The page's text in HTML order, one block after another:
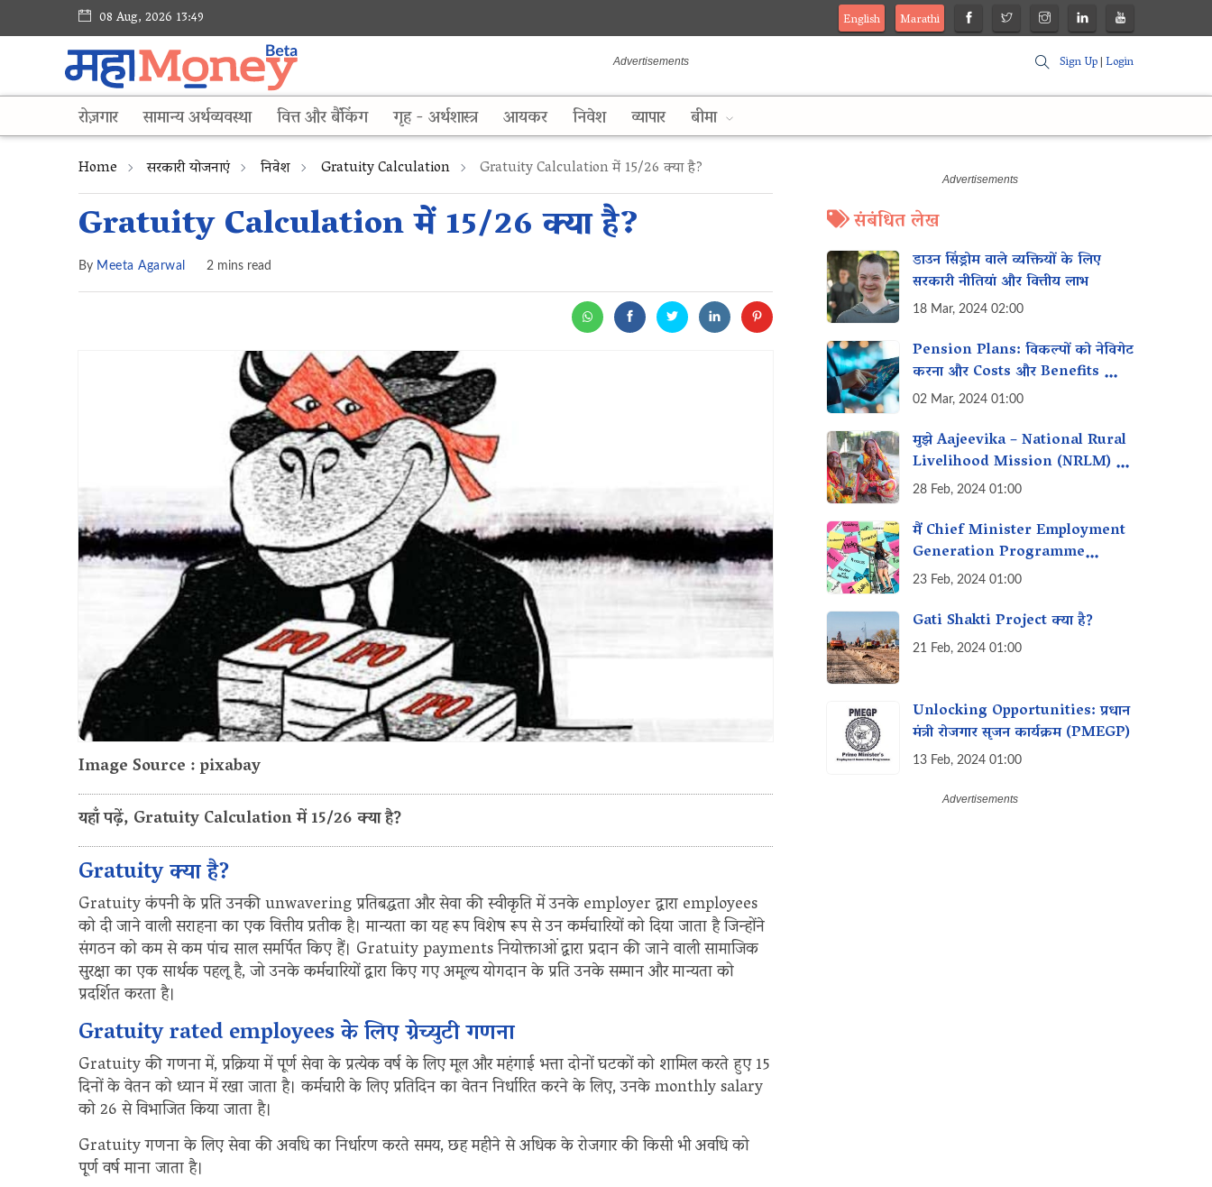
08 Aug, 2026 13:49 English
Marathi
Sign Up|Login
रोज़गार सामान्य अर्थव्यवस्था वित्त और बैंकिंग गृह - अर्थशास्त्र आयकर निवेश व्यापार बीमा
Home सरकारी योजनाएं निवेश Gratuity Calculation Gratuity Calculation में 15/26 क्या है?
Gratuity Calculation में 15/26 क्या है?
By Meeta Agarwal 2 mins read
Image Source : pixabay
यहाँ पढ़ें, Gratuity Calculation में 15/26 क्या है?
Gratuity क्या है?
Gratuity कंपनी के प्रति उनकी unwavering प्रतिबद्धता और सेवा की स्वीकृति में उनके employer द्वारा employees
को दी जाने वाली सराहना का एक वित्तीय प्रतीक है। मान्यता का यह रूप विशेष रूप से उन कर्मचारियों को दिया जाता है जिन्होंने
संगठन को कम से कम पांच साल समर्पित किए हैं। Gratuity payments नियोक्ताओं द्वारा प्रदान की जाने वाली सामाजिक
सुरक्षा का एक सार्थक पहलू है, जो उनके कर्मचारियों द्वारा किए गए अमूल्य योगदान के प्रति उनके सम्मान और मान्यता को
प्रदर्शित करता है।
Gratuity rated employees के लिए ग्रेच्युटी गणना
Gratuity की गणना में, प्रक्रिया में पूर्ण सेवा के प्रत्येक वर्ष के लिए मूल और महंगाई भत्ता दोनों घटकों को शामिल करते हुए 15
दिनों के वेतन को ध्यान में रखा जाता है। कर्मचारी के लिए प्रतिदिन का वेतन निर्धारित करने के लिए, उनके monthly salary
को 26 से विभाजित किया जाता है।
Gratuity गणना के लिए सेवा की अवधि का निर्धारण करते समय, छह महीने से अधिक के रोजगार की किसी भी अवधि को
पूर्ण वर्ष माना जाता है।
संबंधित लेख
डाउन सिंड्रोम वाले व्यक्तियों के लिए
सरकारी नीतियां और वित्तीय लाभ
18 Mar, 2024 02:00
Pension Plans: विकल्पों को नेविगेट
करना और‌ Costs और Benefits को
समझना
02 Mar, 2024 01:00
मुझे Aajeevika – National Rural
Livelihood Mission (NRLM) के
तहत व्यवसाय शुरू करने के लिए loan
28 Feb, 2024 01:00
मैं Chief Minister Employment
Generation Programme
(CMEGP) के तहत रोजगार के लिए
23 Feb, 2024 01:00
Gati Shakti Project क्या है?
21 Feb, 2024 01:00
Unlocking Opportunities: प्रधान
मंत्री रोजगार सृजन कार्यक्रम (PMEGP)
13 Feb, 2024 01:00